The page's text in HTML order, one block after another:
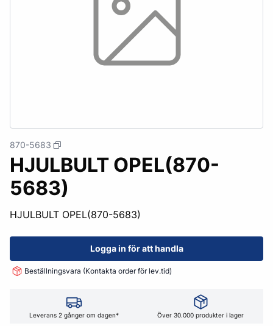
870-5683
HJULBULT OPEL(870-
5683)
HJULBULT OPEL(870-5683)
Logga in för att handla
Beställningsvara (Kontakta order för lev.tid)
Leverans 2 gånger om dagen* Över 30.000 produkter i lager